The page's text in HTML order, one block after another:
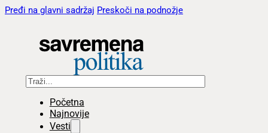
Pređi na glavni sadržaj Preskoči na podnožje
Pretraga
Početna
Najnovije
Vesti